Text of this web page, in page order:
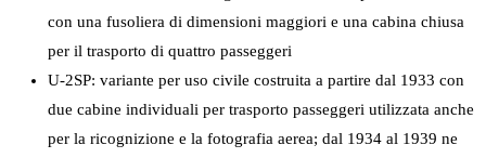
con una fusoliera di dimensioni maggiori e una cabina chiusa
per il trasporto di quattro passeggeri
U-2SP: variante per uso civile costruita a partire dal 1933 con
due cabine individuali per trasporto passeggeri utilizzata anche
per la ricognizione e la fotografia aerea; dal 1934 al 1939 ne